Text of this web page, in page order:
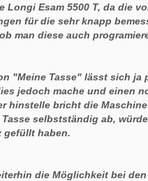
Longi Esam 5500 T, da die
für die sehr knapp
man diese auch
"Meine Tasse" lässt sich ja
jedoch mache und einen
hinstelle bricht die
selbstständig ab,
gefüllt haben.
die Möglichkeit bei